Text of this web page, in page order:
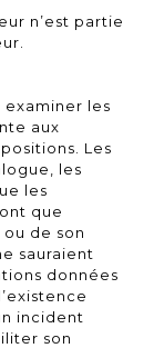
n’est partie
les
aux
Les
les
les
que
ou de son
sauraient
données
incident
son